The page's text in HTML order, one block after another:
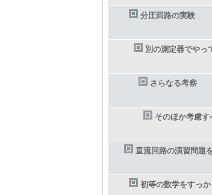
分圧回路の実験
別の測定器でやっ
さらなる考察
そのほか考慮す
直流回路の演習問題
初等の数学をすっ